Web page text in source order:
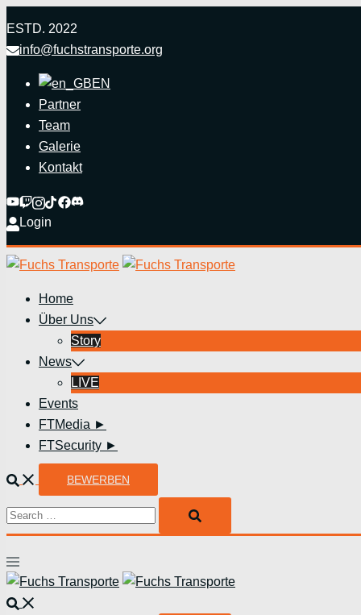
Inhalt
springen
ESTD. 2022
info@fuchstransporte.org
EN
Partner
Team
Galerie
Kontakt
Login
Home
Über Uns
Story
News
LIVE
Events
FTMedia ►
FTSecurity ►
Suche BEWERBEN
Search…
Menü
umschalten
Suche